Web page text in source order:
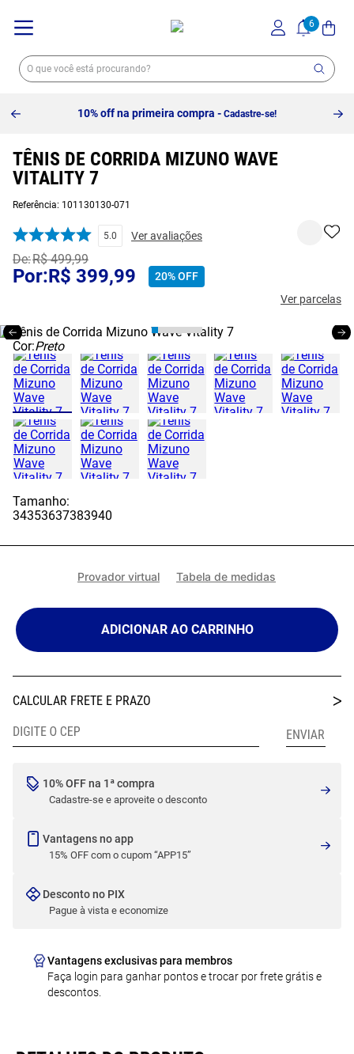
10% off na primeira compra - Cadastre-se!
TÊNIS DE CORRIDA MIZUNO WAVE
VITALITY 7
Referência: 101130130-071
5.0 Ver avaliações
R$ 499,99
R$ 399,99 20%OFF
Ver parcelas
Cor:Preto
Tamanho:
34353637383940
Provador virtual Tabela de medidas
ADICIONAR AO CARRINHO
10% OFF na 1ª compra
Cadastre-se e aproveite o desconto
Vantagens no app
15% OFF com o cupom “APP15”
Desconto no PIX
Pague à vista e economize
Vantagens exclusivas para membros
Faça login para ganhar pontos e trocar por frete grátis e
descontos.